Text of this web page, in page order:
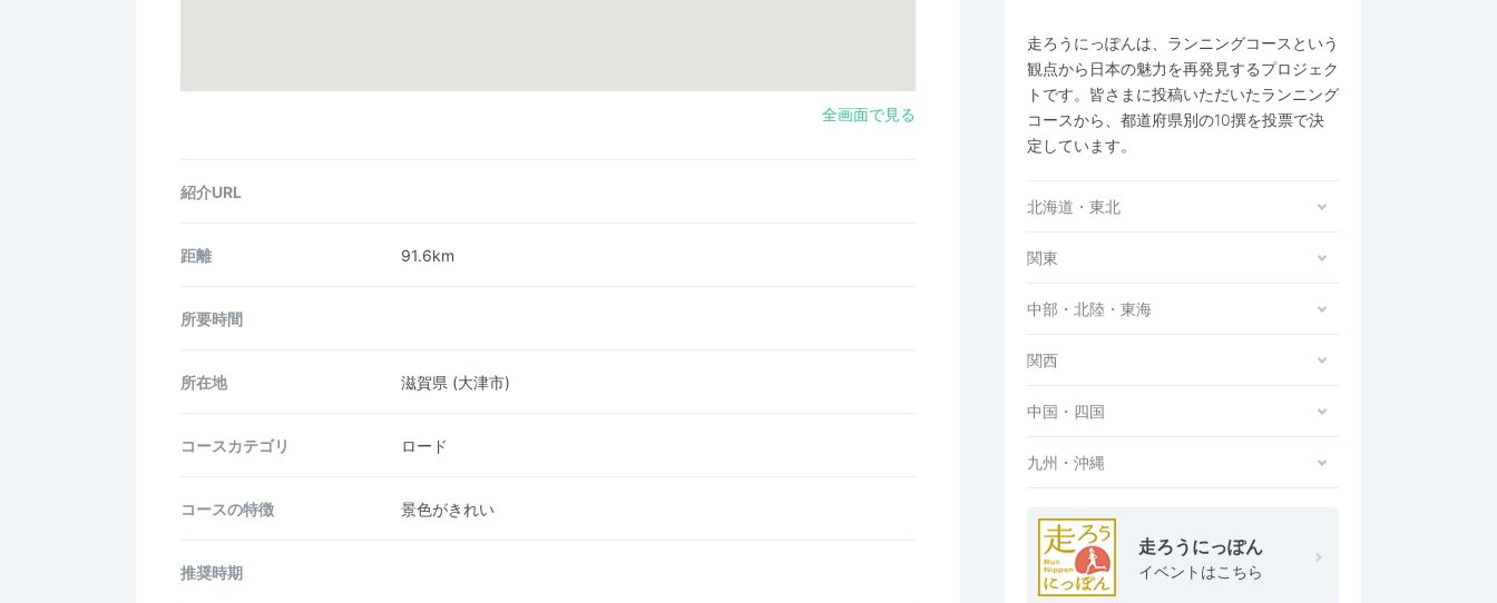
全画面で見る
紹介URL
距離 91.6km
所要時間
所在地 滋賀県 (大津市)
コース カテゴリ ロード
コースの特徴 景色がきれい
推奨時期
走ろうにっぽんは、ランニングコースという
観点から日本の魅力を再発見するプロジェク
トです。皆さまに投稿いただいたランニング
コースから、都道府県別の10撰を投票で決
定しています。
北海道・東北
関東
中部・北陸・東海
関西
中国・四国
九州・沖縄
走ろうにっぽん
イベントはこちら